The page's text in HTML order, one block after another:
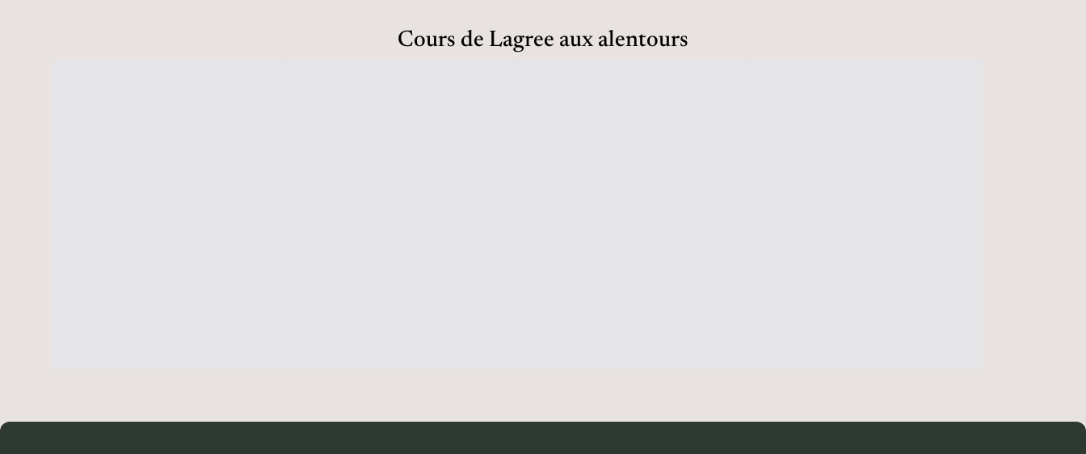
Cours de Lagree aux alentours